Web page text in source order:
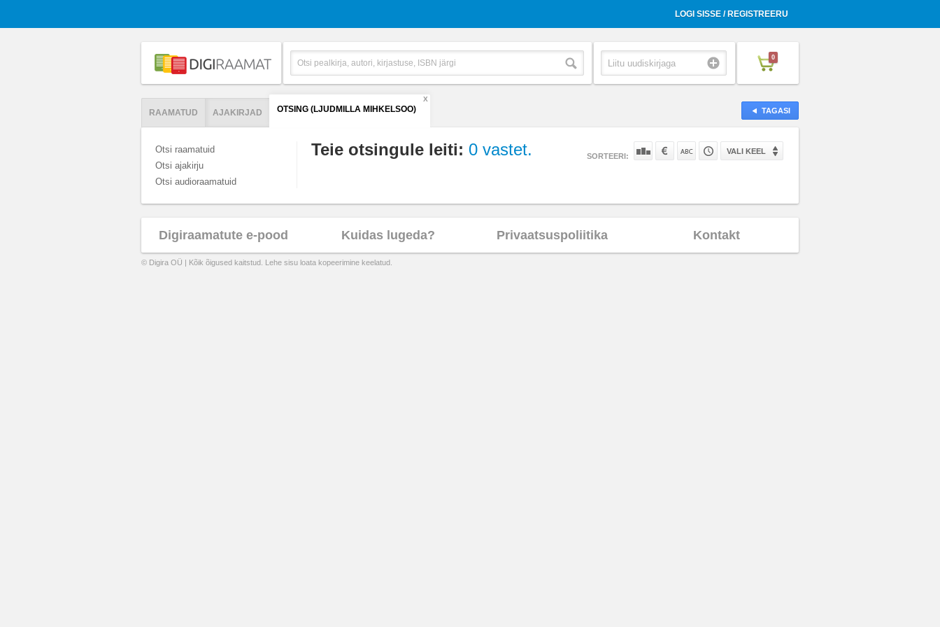
LOGI SISSE / REGISTREERU
0
TAGASI
RAAMATUD AJAKIRJAD OTSING (LJUDMILLA MIHKELSOO)
X
Otsi raamatuid
Otsi ajakirju
Otsi audioraamatuid
Teie otsingule leiti: 0 vastet. SORTEERI:
VALI KEEL
Digiraamatute e-pood Kuidas lugeda? Privaatsuspoliitika Kontakt
© Digira OÜ | Kõik õigused kaitstud. Lehe sisu loata kopeerimine keelatud.